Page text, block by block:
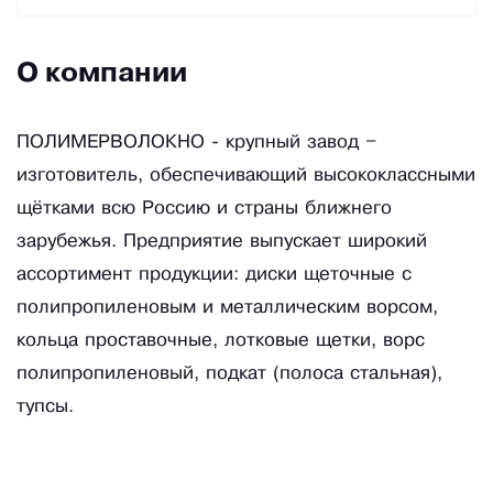
О компании
ПОЛИМЕРВОЛОКНО - крупный завод –
изготовитель, обеспечивающий высококлассными
щётками всю Россию и страны ближнего
зарубежья. Предприятие выпускает широкий
ассортимент продукции: диски щеточные с
полипропиленовым и металлическим ворсом,
кольца проставочные, лотковые щетки, ворс
полипропиленовый, подкат (полоса стальная),
тупсы.